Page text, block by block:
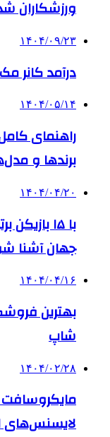
ورزشکاران
۱۴۰۴/۰۹/۲۳
درآمد کانر
۱۴۰۴/۰۵/۱۴
راهنمای
برندها و
۱۴۰۴/۰۴/۲۰
جهان آشنا
۱۴۰۴/۰۴/۱۶
بهترین
شاپ
۱۴۰۴/۰۲/۲۸
مایکروسافت
لایسنس‌های